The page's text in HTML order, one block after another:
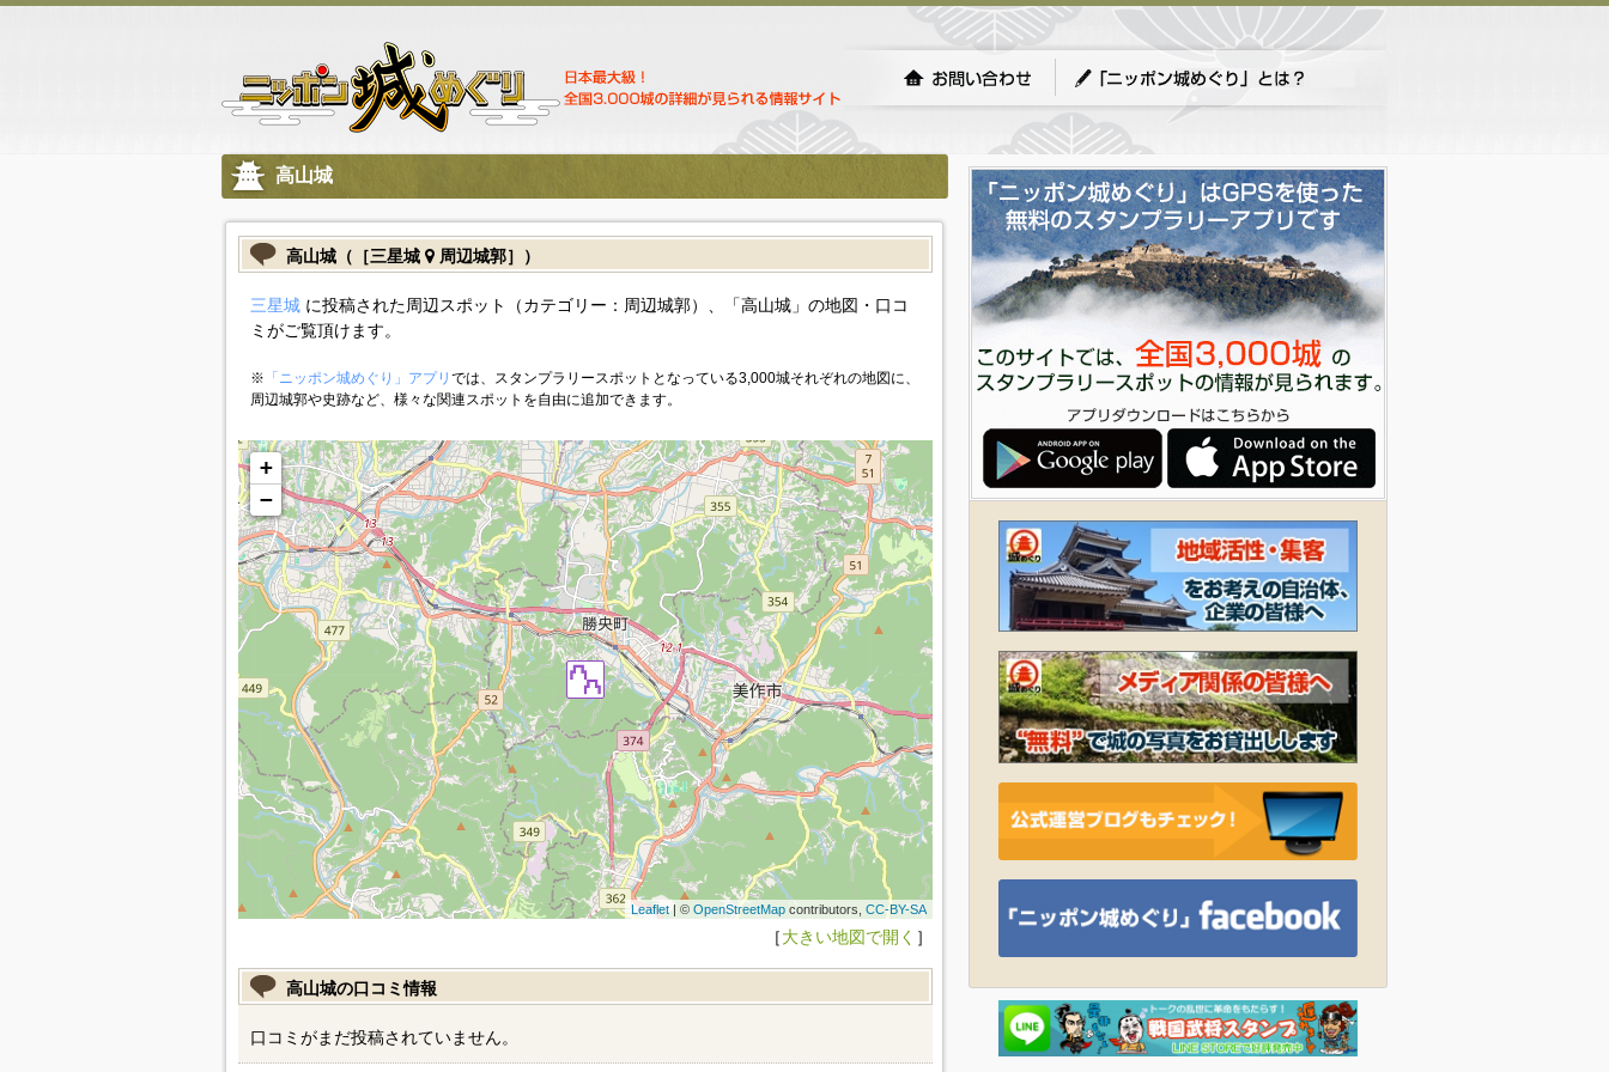
高山城
高山城（［三星城 周辺城郭］）
三星城に投稿された周辺スポット（カテゴリー：周辺城郭）、「高山城」の地図・口コ
ミがご覧頂けます。
※ 「ニッポン城めぐり」アプリ では、スタンプラリースポットとなっている3,000城それぞれの地図に、
周辺城郭や史跡など、様々な関連スポットを自由に追加できます。
+
−
Leaflet| © OpenStreetMapcontributors, CC-BY-SA
［大きい地図で開く ］
高山城の口コミ情報
口コミがまだ投稿されていません。